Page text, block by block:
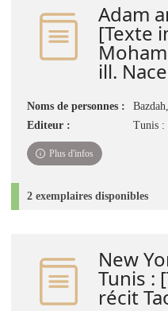
Adam
[Texte
ill.
Noms de personnes :
Editeur :
Tunis :
Plus d'infos
2 exemplaires disponibles
New
Tunis :
récit